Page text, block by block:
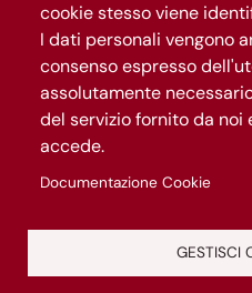
Gestisci privacy
Privacy e Cookies policy
Aiutaci a migliorarlo. Scrivi a
cookie stesso viene
I dati personali vengono
consenso espresso
assolutamente
del servizio fornito da noi
accede.
Documentazione Cookie
GESTISCI